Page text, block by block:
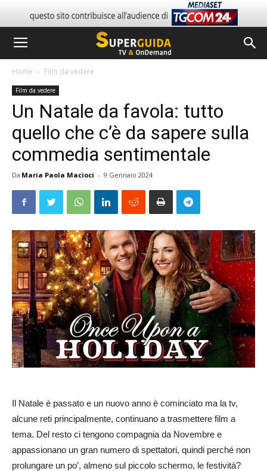
Home Film da vedere
Film da vedere
Un Natale da favola: tutto
quello che c’è da sapere sulla
commedia sentimentale
Da Maria Paola Macioci - 9 Gennaio 2024
Il Natale è passato e un nuovo anno è cominciato ma la tv,
alcune reti principalmente, continuano a trasmettere film a
tema. Del resto ci tengono compagnia da Novembre e
appassionano un gran numero di spettatori, quindi perché non
prolungare un po’, almeno sul piccolo schermo, le festività?